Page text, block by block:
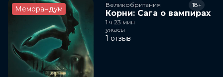
Меморандум Великобритания
Корни: Сага о вампирах
18+
1 ч 23 мин
ужасы
1 отзыв